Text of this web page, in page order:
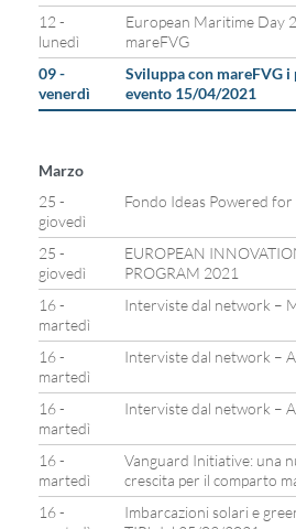
12 -
lunedì
European Maritime Day
mareFVG
09 -
venerdì
Sviluppa con mareFVG
evento 15/04/2021
Marzo
25 -
giovedì
Fondo Ideas Powered for
25 -
giovedì
EUROPEAN
PROGRAM 2021
16 -
martedì
Interviste dal network –
16 -
martedì
Interviste dal network –
16 -
martedì
Interviste dal network –
16 -
martedì
Vanguard Initiative: una
crescita per il comparto
16 -
Imbarcazioni solari e